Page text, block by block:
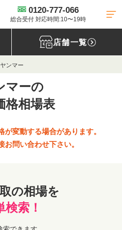
0120-777-066
総合受付 対応時間:10〜19時
店舗一覧
ヤンマー
マーの
格相場表
変動する場合があります。
問い合わせ下さい。
の相場を
検索！